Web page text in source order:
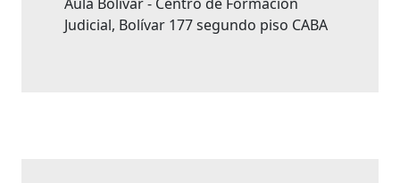
Judicial, Bolívar 177 segundo piso CABA